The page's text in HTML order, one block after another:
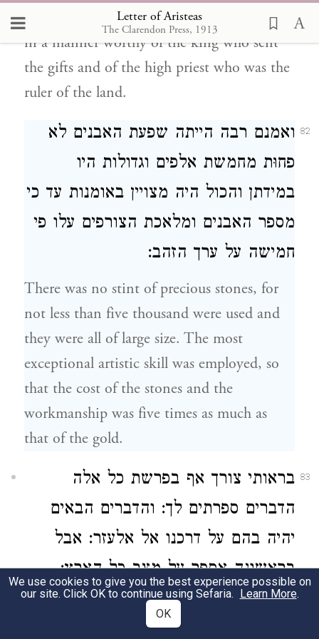
Letter of Aristeas
The Clarendon Press, 1913
everything was carried out on a grand scale,
in a manner worthy of the king who sent
the gifts and of the high priest who was the
ruler of the land.
82
ואמנם רבה הייתה שפעת האבנים לא
פחוּת מחמשת אלפים וגדולות היו
במידתן והכול היה מצויין באומנות עד כי
מספר האבנים ומלאכת הצורפים עלו פי
חמישה על ערך הזהב:
There was no stint of precious stones, for
not less than five thousand were used and
they were all of large size. The most
exceptional artistic skill was employed, so
that the cost of the stones and the
workmanship was five times as much as
that of the gold.
83 בראותי צורך אף בפרשת כל אלה
הדברים ספרתים לך: והדברים הבאים
יהיה בהם על דרכנו אל אלעזר: אבל
בראשונה אספר על מצב כל הארץ:
כבואנו אל המקומות ההם ראינו את
העיר יושבת בטבור כל ארץ היהודים
We use cookies to give you the best experience possible on
our site. Click OK to continue using Sefaria. Learn More.
OK